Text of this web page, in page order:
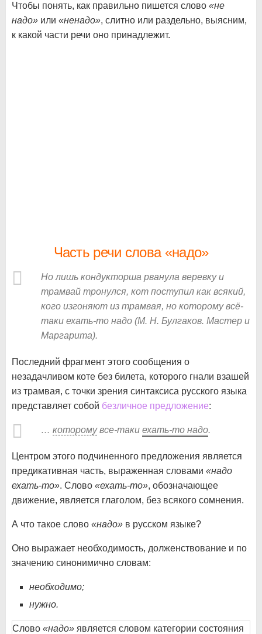
Чтобы понять, как правильно пишется слово «не
надо» или «ненадо», слитно или раздельно, выясним,
к какой части речи оно принадлежит.
Часть речи слова «надо»
Но лишь кондукторша рванула веревку и
трамвай тронулся, кот поступил как всякий,
кого изгоняют из трамвая, но которому всё-
таки ехать-то надо (М. Н. Булгаков. Мастер и
Маргарита).
Последний фрагмент этого сообщения о
незадачливом коте без билета, которого гнали взашей
из трамвая, с точки зрения синтаксиса русского языка
представляет собой безличное предложение:
… которомувсе-таки ехать-то надо.
Центром этого подчиненного предложения является
предикативная часть, выраженная словами «надо
ехать-то». Слово «ехать-то», обозначающее
движение, является глаголом, без всякого сомнения.
А что такое слово «надо» в русском языке?
Оно выражает необходимость, долженствование и по
значению синонимично словам:
необходимо;
нужно.
Слово «надо» является словом категории состояния